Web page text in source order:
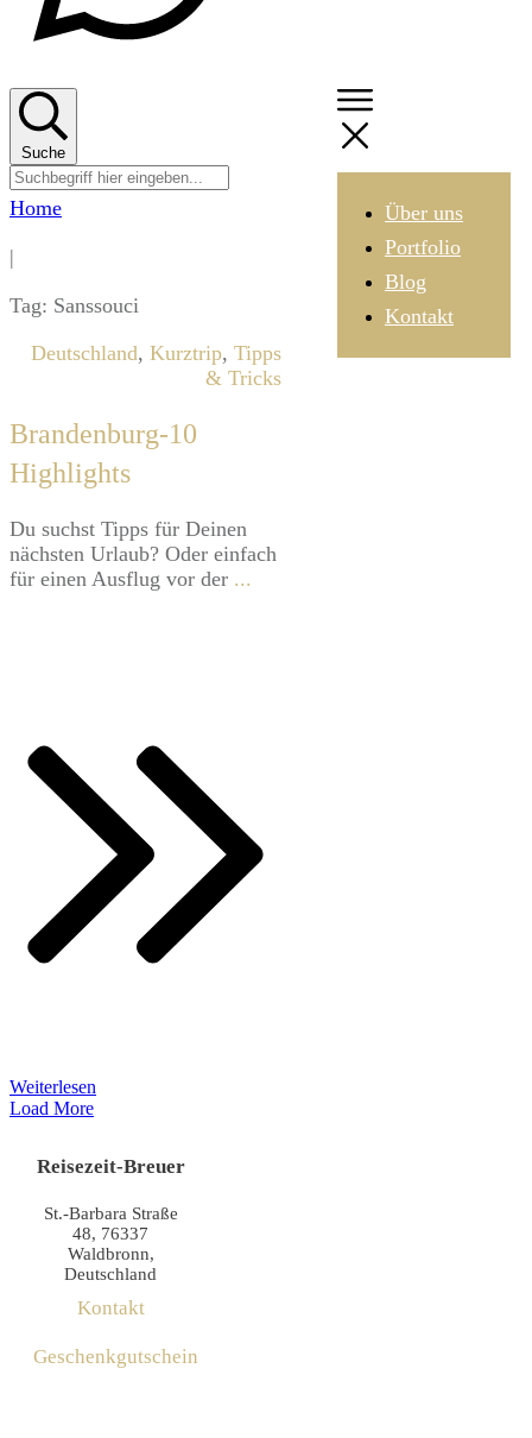
Über uns
Portfolio
Blog
Kontakt
Suche
Home
|
Tag: Sanssouci
Deutschland, Kurztrip, Tipps
& Tricks
Brandenburg-10
Highlights
​Du suchst Tipps für Deinen
nächsten Urlaub? Oder einfach
für einen Ausflug vor der ...
Weiterlesen
Load More
Reisezeit-Breuer
St.-Barbara Straße
48, 76337
Waldbronn,
Deutschland
Kontakt
Geschenkgutschein